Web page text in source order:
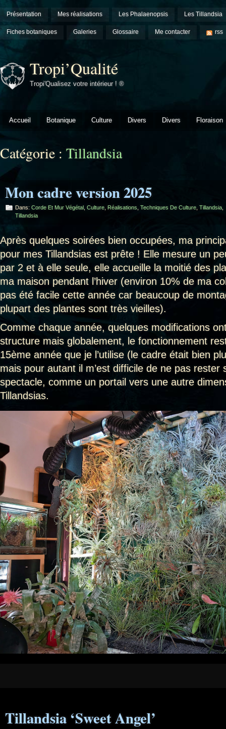
Présentation Mes réalisations Les Phalaenopsis Les Tillandsia
Fiches botaniques Galeries Glossaire Me contacter rss
Tropi’Qualité
Tropi'Qualisez votre intérieur ! ®
Accueil Botanique Culture Divers Divers Floraison
Catégorie : Tillandsia
Mon cadre version 2025
Dans: Corde Et Mur Végétal Culture Réalisations Techniques De Culture Tillandsia
Tillandsia
Après quelques soirées bien occupées, ma
pour mes Tillandsias est prête ! Elle mesure un
par 2 et à elle seule, elle accueille la moitié des
ma maison pendant l’hiver (environ 10% de ma
pas été facile cette année car beaucoup de
plupart des plantes sont très vieilles).
Comme chaque année, quelques modifications
structure mais globalement, le fonctionnement
15ème année que je l’utilise (le cadre était bien
mais pour autant il m’est difficile de ne pas rester
spectacle, comme un portail vers une autre
Tillandsias.
Tillandsia ‘Sweet Angel’